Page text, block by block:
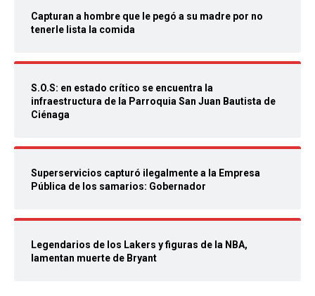
Capturan a hombre que le pegó a su madre por no
tenerle lista la comida
S.O.S: en estado crítico se encuentra la
infraestructura de la Parroquia San Juan Bautista de
Ciénaga
Superservicios capturó ilegalmente a la Empresa
Pública de los samarios: Gobernador
Legendarios de los Lakers y figuras de la NBA,
lamentan muerte de Bryant